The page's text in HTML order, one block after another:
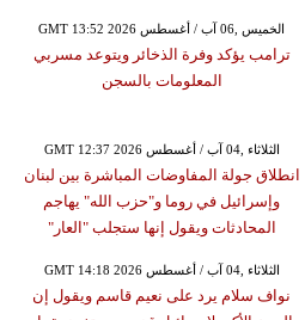
GMT 13:52 2026 الخميس ,06 آب / أغسطس
ترامب يؤكد وفرة الذخائر ويتوعد مسربي
المعلومات بالسجن
GMT 12:37 2026 الثلاثاء ,04 آب / أغسطس
انطلاق جولة المفاوضات المباشرة بين لبنان
وإسرائيل في روما و"حزب الله" يهاجم
المحادثات ويقول إنها ستجلب "العار"
GMT 14:18 2026 الثلاثاء ,04 آب / أغسطس
نواف سلام يرد على نعيم قاسم ويقول إن